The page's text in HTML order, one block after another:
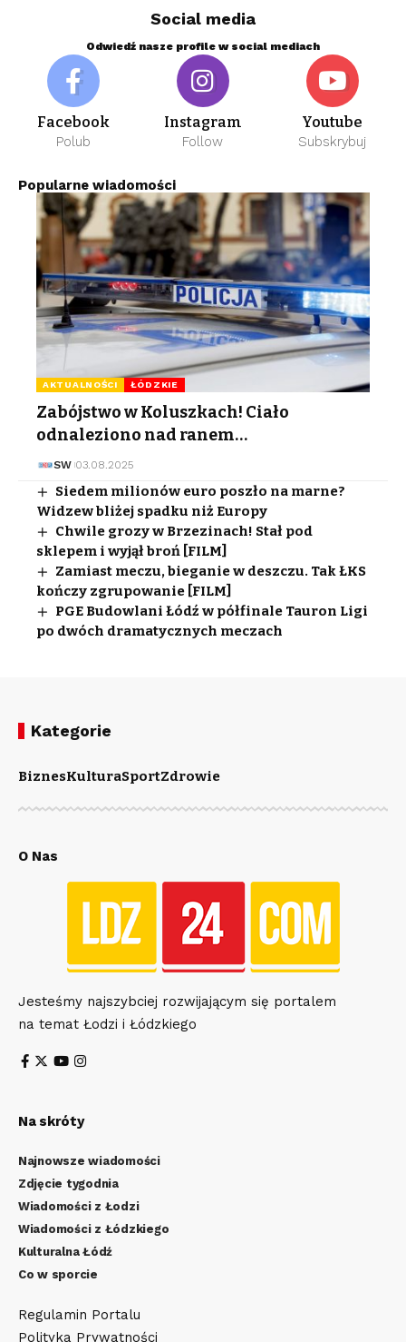
Social media
Odwiedź nasze profile w social mediach
Facebook
Polub
Instagram
Follow
Youtube
Subskrybuj
Popularne wiadomości
AKTUALNOŚCI ŁÓDZKIE
Zabójstwo w Koluszkach! Ciało
odnaleziono nad ranem…
SW 03.08.2025
Siedem milionów euro poszło na marne?
Widzew bliżej spadku niż Europy
Chwile grozy w Brzezinach! Stał pod
sklepem i wyjął broń [FILM]
Zamiast meczu, bieganie w deszczu. Tak ŁKS
kończy zgrupowanie [FILM]
PGE Budowlani Łódź w półfinale Tauron Ligi
po dwóch dramatycznych meczach
Kategorie
BiznesKulturaSportZdrowie
O Nas
Jesteśmy najszybciej rozwijającym się portalem
na temat Łodzi i Łódzkiego
Na skróty
Najnowsze wiadomości
Zdjęcie tygodnia
Wiadomości z Łodzi
Wiadomości z Łódzkiego
Kulturalna Łódź
Co w sporcie
Regulamin Portalu
Polityka Prywatności